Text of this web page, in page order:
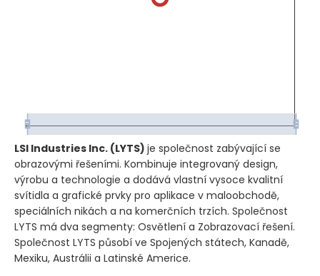
LSI Industries Inc. (LYTS) je společnost zabývající se
obrazovými řešeními. Kombinuje integrovaný design,
výrobu a technologie a dodává vlastní vysoce kvalitní
svítidla a grafické prvky pro aplikace v maloobchodě,
speciálních nikách a na komerčních trzích. Společnost
LYTS má dva segmenty: Osvětlení a Zobrazovací řešení.
Společnost LYTS působí ve Spojených státech, Kanadě,
Mexiku, Austrálii a Latinské Americe.